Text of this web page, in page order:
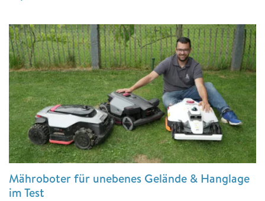
Mähroboter für unebenes Gelände & Hanglage
im Test